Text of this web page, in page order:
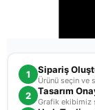
1 Sipariş
Ürünü seçin ve
2 Tasarım
Grafik ekibimiz